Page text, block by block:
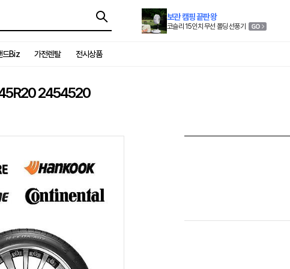
보관 캠핑 끝판왕
코슬리 15인치 무선 폴딩 선풍기
드Biz 가전렌탈 전시상품
2454520